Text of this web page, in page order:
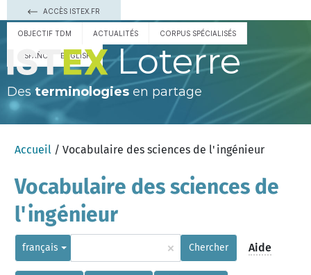
ACCÈS ISTEX.FR
OBJECTIF TDM ACTUALITÉS CORPUS SPÉCIALISÉS
ESPAÑOL ENGLISH Loterre
Des terminologies en partage
Accueil / Vocabulaire des sciences de l'ingénieur
Vocabulaire des sciences de
l'ingénieur
français × Chercher Aide